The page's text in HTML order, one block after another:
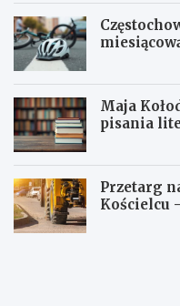
Maja
pisania
Przetarg
Kościelcu
U
C